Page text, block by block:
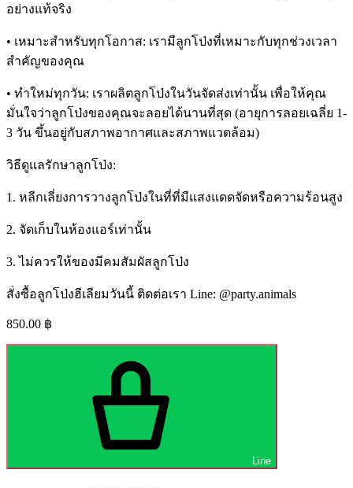
อย่างแท้จริง
• เหมาะสำหรับทุกโอกาส: เรามีลูกโป่งที่เหมาะกับทุกช่วงเวลา
สำคัญของคุณ
• ทำใหม่ทุกวัน: เราผลิตลูกโป่งในวันจัดส่งเท่านั้น เพื่อให้คุณ
มั่นใจว่าลูกโป่งของคุณจะลอยได้นานที่สุด (อายุการลอยเฉลี่ย 1-
3 วัน ขึ้นอยู่กับสภาพอากาศและสภาพแวดล้อม)
วิธีดูแลรักษาลูกโป่ง:
1. หลีกเลี่ยงการวางลูกโป่งในที่ที่มีแสงแดดจัดหรือความร้อนสูง
2. จัดเก็บในห้องแอร์เท่านั้น
3. ไม่ควรให้ของมีคมสัมผัสลูกโป่ง
สั่งซื้อลูกโป่งฮีเลียมวันนี้ ติดต่อเรา Line: @party.animals
850.00 ฿
Line